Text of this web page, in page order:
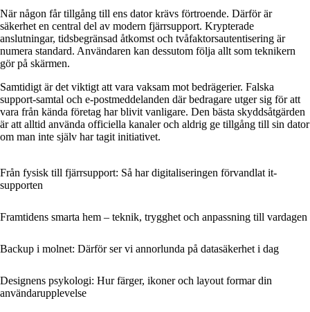
När någon får tillgång till ens dator krävs förtroende. Därför är
säkerhet en central del av modern fjärrsupport. Krypterade
anslutningar, tidsbegränsad åtkomst och tvåfaktorsautentisering är
numera standard. Användaren kan dessutom följa allt som teknikern
gör på skärmen.
Samtidigt är det viktigt att vara vaksam mot bedrägerier. Falska
support-samtal och e-postmeddelanden där bedragare utger sig för att
vara från kända företag har blivit vanligare. Den bästa skyddsåtgärden
är att alltid använda officiella kanaler och aldrig ge tillgång till sin dator
om man inte själv har tagit initiativet.
Från fysisk till fjärrsupport: Så har digitaliseringen förvandlat it-
supporten
Framtidens smarta hem – teknik, trygghet och anpassning till vardagen
Backup i molnet: Därför ser vi annorlunda på datasäkerhet i dag
Designens psykologi: Hur färger, ikoner och layout formar din
användarupplevelse